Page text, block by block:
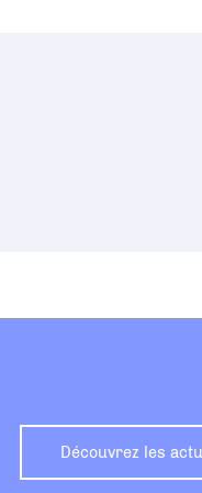
Découvrez les